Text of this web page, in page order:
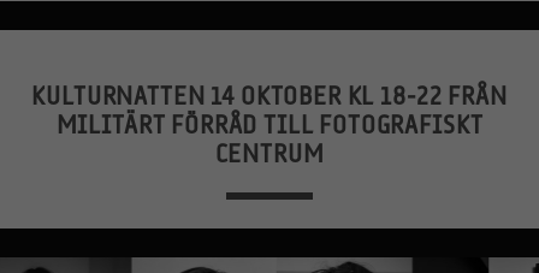
KULTURNATTEN 14 OKTOBER KL 18-22 FRÅN
MILITÄRT FÖRRÅD TILL FOTOGRAFISKT
CENTRUM